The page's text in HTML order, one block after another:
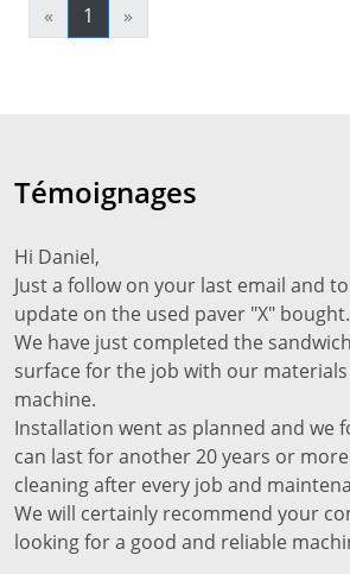
« 1 »
Témoignages
Hi Daniel,
Just a follow on your last email and
update on the used paver "X" bought.
We have just completed the
surface for the job with our
machine.
Installation went as planned and we
can last for another 20 years or
cleaning after every job and
We will certainly recommend your
looking for a good and reliable